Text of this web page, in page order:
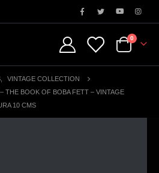
0
VINTAGE COLLECTION
THE BOOK OF BOBA FETT – VINTAGE
10 CMS